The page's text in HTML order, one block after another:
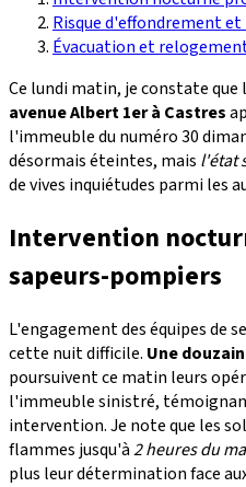
Risque d'effondrement et
Évacuation et
Ce lundi matin, je constate
avenue Albert 1er à Castres
l'immeuble du numéro 30
désormais éteintes, mais l'état
de vives inquiétudes parmi les
Intervention
sapeurs-pompiers
L'engagement des équipes de
cette nuit difficile. Une
poursuivent ce matin leurs
l'immeuble sinistré,
intervention. Je note que les
flammes jusqu'à2 heures du
plus leur détermination face